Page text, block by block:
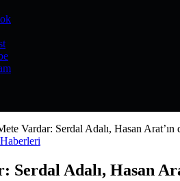
Vardar: Serdal Adalı, Hasan Arat’ın
Serdal Adalı, Hasan